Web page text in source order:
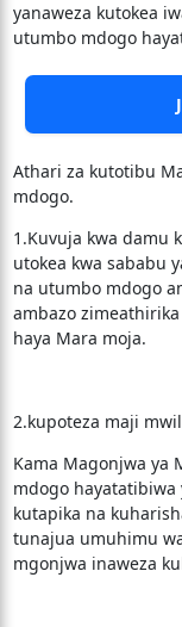
yanaweza kutokea
utumbo mdogo
Athari za kutotibu
mdogo.
1.Kuvuja kwa damu
utokea kwa sababu
na utumbo mdogo
ambazo
haya Mara moja.
2.kupoteza maji
Kama Magonjwa ya
mdogo
kutapika na
tunajua umuhimu
mgonjwa inaweza